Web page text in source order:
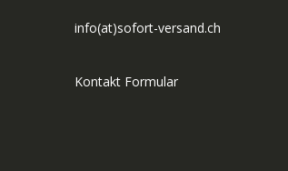
info(at)sofort-versand.ch
Kontakt Formular